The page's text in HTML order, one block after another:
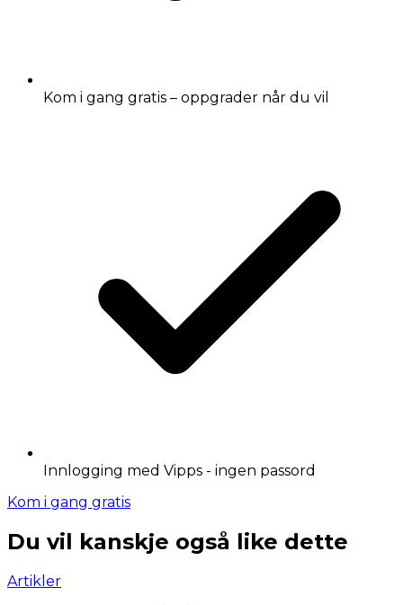
Kom i gang gratis – oppgrader når du vil
Innlogging med Vipps - ingen passord
Kom i gang gratis
Du vil kanskje også like dette
Artikler